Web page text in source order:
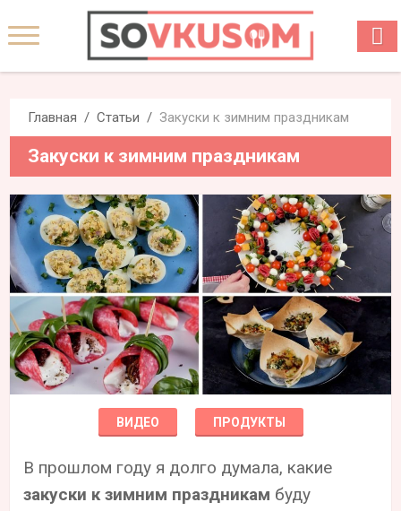
Главная Статьи Закуски к зимним праздникам
Закуски к зимним праздникам
ВИДЕО ПРОДУКТЫ
В прошлом году я долго думала, какие
закуски к зимним праздникам буду